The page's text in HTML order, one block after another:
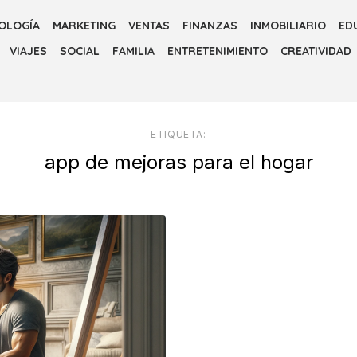
MARKETING VENTAS FINANZAS INMOBILIARIO
VIAJES
SOCIAL FAMILIA ENTRETENIMIENTO CREATIVIDAD
ETIQUETA:
app de mejoras para el hogar